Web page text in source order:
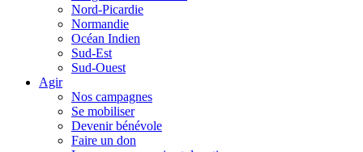
Nord-Picardie
Normandie
Océan Indien
Sud-Est
Sud-Ouest
Agir
Nos campagnes
Se mobiliser
Devenir bénévole
Faire un don